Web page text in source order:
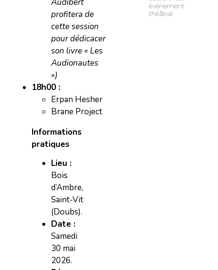
profitera de
cette session
pour dédicacer
son livre « Les
Audionautes
»)
18h00 :
Erpan Hesher
Brane Project
Informations
pratiques
Lieu :
Bois
d’Ambre,
Saint-Vit
(Doubs).
Date :
Samedi
30 mai
2026.
événement
théâtral